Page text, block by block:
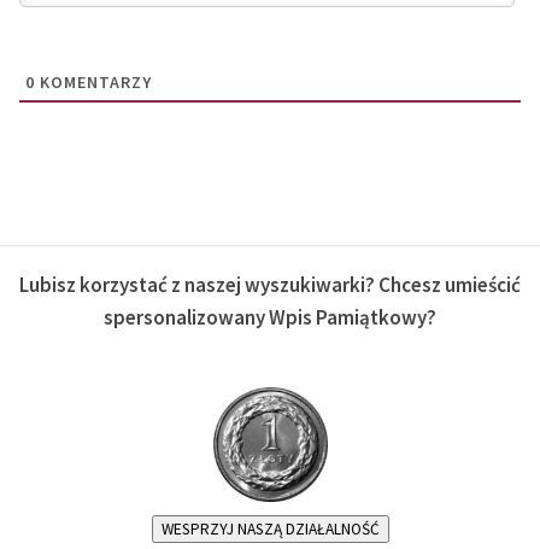
0 KOMENTARZY
Lubisz korzystać z naszej wyszukiwarki? Chcesz umieścić
spersonalizowany Wpis Pamiątkowy?
WESPRZYJ NASZĄ DZIAŁALNOŚĆ